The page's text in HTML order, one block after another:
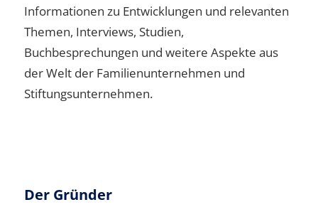
Informationen zu Entwicklungen und relevanten
Themen, Interviews, Studien,
Buchbesprechungen und weitere Aspekte aus
der Welt der Familienunternehmen und
Stiftungsunternehmen.
Der Gründer